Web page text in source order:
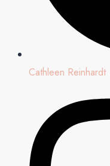
Cathleen Reinhardt